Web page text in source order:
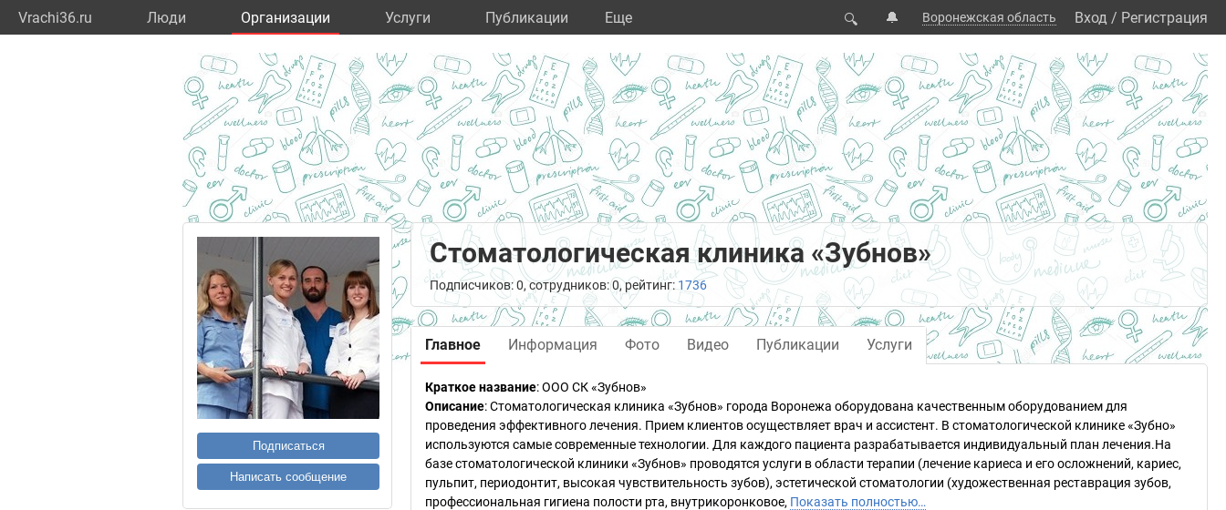
Vrachi36.ru Люди Организации Услуги Публикации Eще 🔍 🔔 Воронежская область Вход / Регистрация
Подписаться
Написать сообщение
Стоматологическая клиника «Зубнов»
Подписчиков: 0, сотрудников: 0, рейтинг: 1736
Главное Информация Фото Видео Публикации Услуги
Краткое название:ООО СК «Зубнов»
Описание: Стоматологическая клиника «Зубнов» города Воронежа оборудована качественным оборудованием для
проведения эффективного лечения. Прием клиентов осуществляет врач и ассистент. В стоматологической клинике «Зубно»
используются самые современные технологии. Для каждого пациента разрабатывается индивидуальный план лечения.На
базе стоматологической клиники «Зубнов» проводятся услуги в области терапии (лечение кариеса и его осложнений, кариес,
пульпит, периодонтит, высокая чувствительность зубов), эстетической стоматологии (художественная реставрация зубов,
профессиональная гигиена полости рта, внутрикоронковое, Показать полностью…